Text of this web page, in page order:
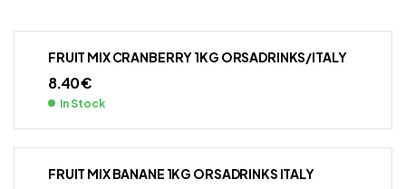
FRUIT MIX CRANBERRY 1KG ORSADRINKS/ITALY
8.40€
In Stock
FRUIT MIX BANANE 1KG ORSADRINKS ITALY